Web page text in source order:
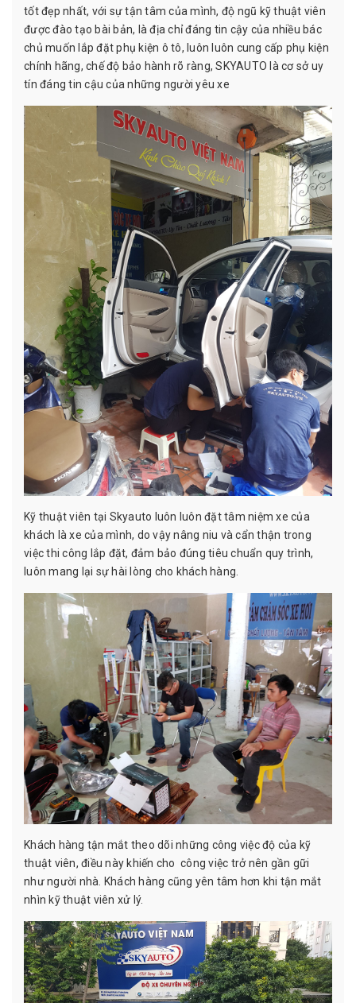
tốt đẹp nhất, với sự tận tâm của mình, độ ngũ kỹ thuật viên
được đào tạo bài bản, là địa chỉ đáng tin cậy của nhiều bác
chủ muốn lắp đặt phụ kiện ô tô, luôn luôn cung cấp phụ kiện
chính hãng, chế độ bảo hành rõ ràng, SKYAUTO là cơ sở uy
tín đáng tin cậu của những người yêu xe
Kỹ thuật viên tại Skyauto luôn luôn đặt tâm niệm xe của
khách là xe của mình, do vậy nâng niu và cẩn thận trong
việc thi công lắp đặt, đảm bảo đúng tiêu chuẩn quy trình,
luôn mang lại sự hài lòng cho khách hàng.
Khách hàng tận mắt theo dõi những công việc độ của kỹ
thuật viên, điều này khiến cho công việc trở nên gần gữi
như người nhà. Khách hàng cũng yên tâm hơn khi tận mắt
nhìn kỹ thuật viên xử lý.